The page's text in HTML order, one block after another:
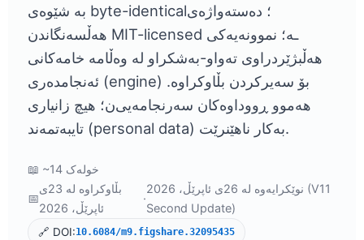
بە شێوەی byte-identical؛ دەستەواژەی
هەڵسەنگاندن MIT-licensed ـە؛ نموونەیەکی
هەڵبژێردراوی تەواو-بەشکراو لە وەڵامە خامەکانی
ئەنجامدەری (engine) بۆ سەیرکردن بڵاوکراوە.
هەموو ڕووداوەکان سەرنجامەیی‌ن؛ هیچ زانیاری
تایبەتمەند (personal data) بەکار ناهێنرێت.
📖 ~14 خولەک
📅
بڵاوکراوە لە 23ی
ئاپرێڵ، 2026
·
نوێکرایەوە لە 26ی ئاپرێڵ، 2026 (V11
Second Update)
🔗 DOI:10.6084/m9.figshare.32095435